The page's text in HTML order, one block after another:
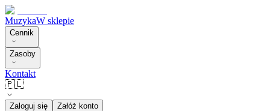
MuzykaW sklepie
Cennik
Zasoby
Kontakt
🇵🇱
Zaloguj się Załóż konto